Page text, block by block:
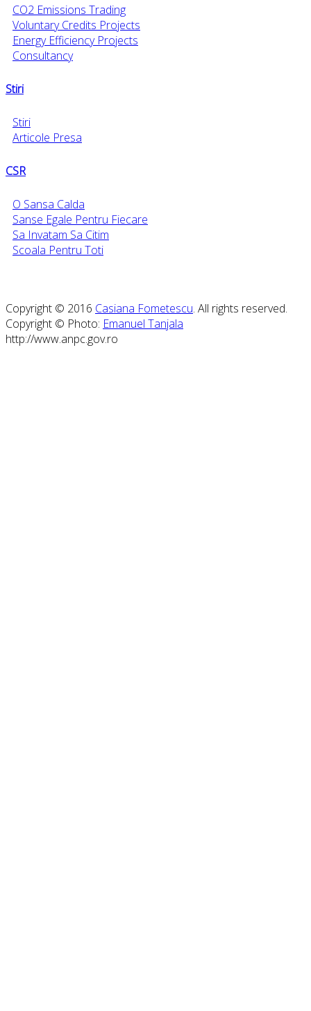
CO2 Emissions Trading
Voluntary Credits Projects
Energy Efficiency Projects
Consultancy
Stiri
Stiri
Articole Presa
CSR
O Sansa Calda
Sanse Egale Pentru Fiecare
Sa Invatam Sa Citim
Scoala Pentru Toti
Copyright © 2016 Casiana Fometescu. All rights reserved.
Copyright © Photo: Emanuel Tanjala
http://www.anpc.gov.ro